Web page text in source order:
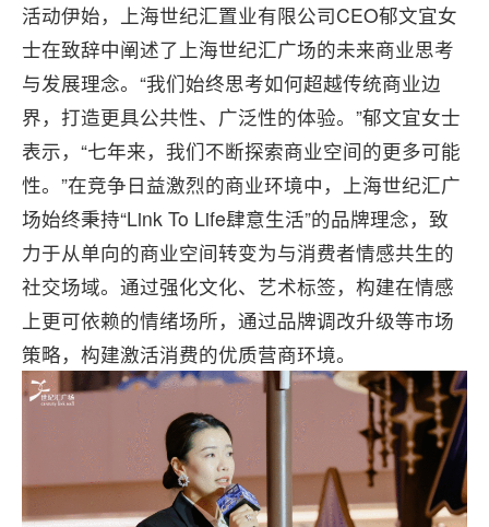
活动伊始，上海世纪汇置业有限公司CEO郁文宜女
士在致辞中阐述了上海世纪汇广场的未来商业思考
与发展理念。“我们始终思考如何超越传统商业边
界，打造更具公共性、广泛性的体验。”郁文宜女士
表示，“七年来，我们不断探索商业空间的更多可能
性。”在竞争日益激烈的商业环境中，上海世纪汇广
场始终秉持“Link To Life肆意生活”的品牌理念，致
力于从单向的商业空间转变为与消费者情感共生的
社交场域。通过强化文化、艺术标签，构建在情感
上更可依赖的情绪场所，通过品牌调改升级等市场
策略，构建激活消费的优质营商环境。